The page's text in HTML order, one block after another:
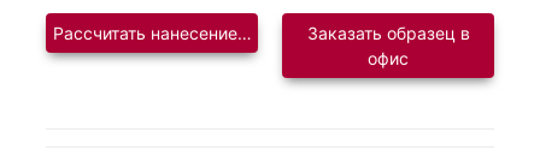
Рассчитать нанесение логотипаЗаказать образец в
офис